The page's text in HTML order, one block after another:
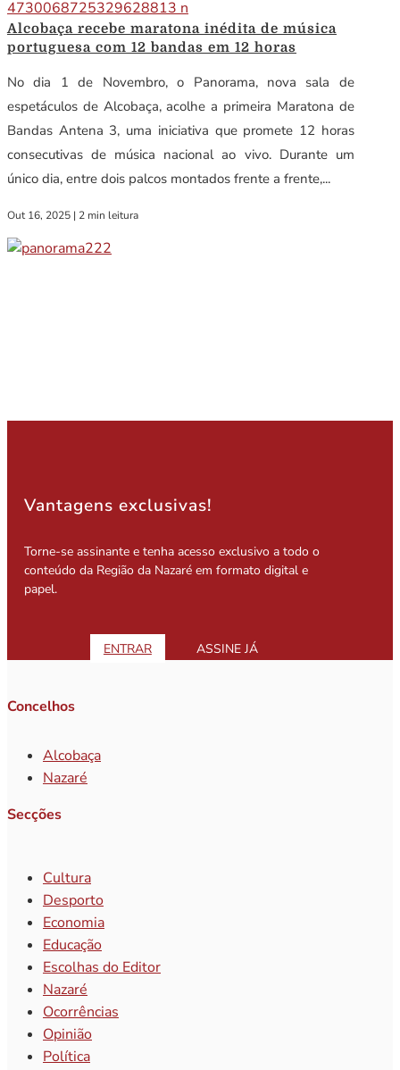
Alcobaça recebe maratona inédita de música
portuguesa com 12 bandas em 12 horas
No dia 1 de Novembro, o Panorama, nova sala de
espetáculos de Alcobaça, acolhe a primeira Maratona de
Bandas Antena 3, uma iniciativa que promete 12 horas
consecutivas de música nacional ao vivo. Durante um
único dia, entre dois palcos montados frente a frente,...
Out 16, 2025 | 2 min leitura
Vantagens exclusivas!
Torne-se assinante e tenha acesso exclusivo a todo o
conteúdo da Região da Nazaré em formato digital e
papel.
ENTRAR ASSINE JÁ
Concelhos
Alcobaça
Nazaré
Secções
Cultura
Desporto
Economia
Educação
Escolhas do Editor
Nazaré
Ocorrências
Opinião
Política